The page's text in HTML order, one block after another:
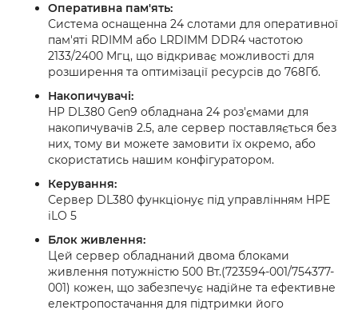
Оперативна пам'ять:
Система оснащенна 24 слотами для оперативної
пам'яті RDIMM або LRDIMM DDR4 частотою
2133/2400 Мгц, що відкриває можливості для
розширення та оптимізації ресурсів до 768Гб.
Накопичувачі:
HP DL380 Gen9 обладнана 24 роз'ємами для
накопичувачів 2.5, але сервер поставляється без
них, тому ви можете замовити їх окремо, або
скористатись нашим конфігуратором.
Керування:
Сервер DL380 функціонує під управлінням HPE
iLO 5
Блок живлення:
Цей сервер обладнаний двома блоками
живлення потужністю 500 Вт.(723594-001/754377-
001) кожен, що забезпечує надійне та ефективне
електропостачання для підтримки його